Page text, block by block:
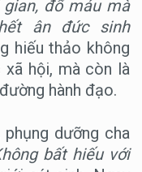
đổ máu mà
ân đức sinh
hiếu thảo không
hội, mà còn là
hành đạo.
dưỡng cha
bất hiếu với